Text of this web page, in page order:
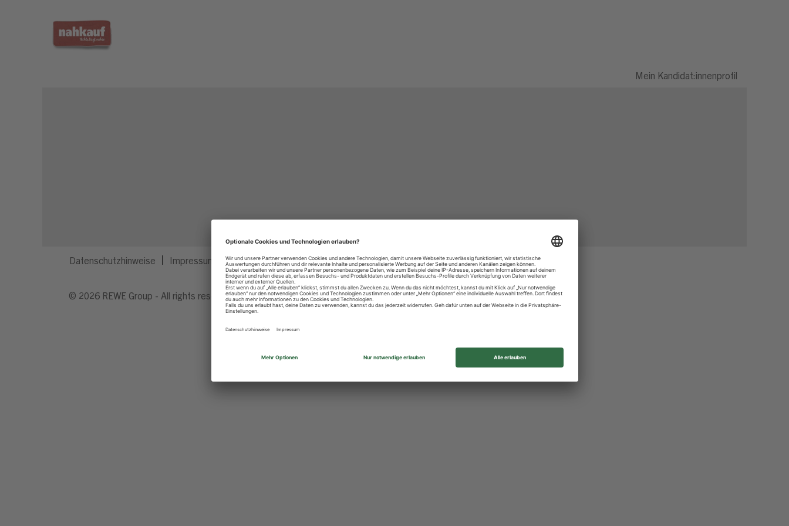
Mein Kandidat:innenprofil
Datenschutzhinweise Impressum Privatsphäre-Einstellungen
© 2026 REWE Group - All rights reserved